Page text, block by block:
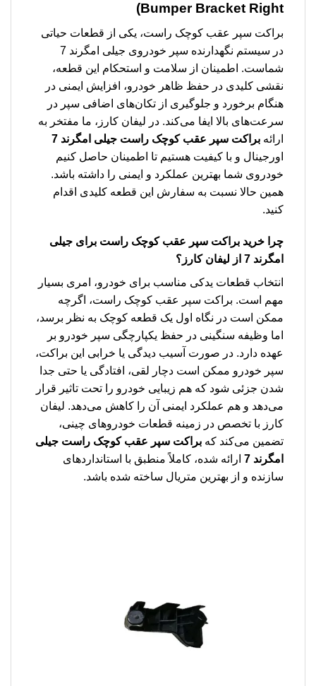
Bumper Bracket Right)
براکت سپر عقب کوچک راست، یکی از قطعات حیاتی
در سیستم نگهدارنده سپر خودروی جیلی امگرند 7
شماست. اطمینان از سلامت و استحکام این قطعه،
نقشی کلیدی در حفظ ظاهر خودرو، افزایش ایمنی در
هنگام برخورد و جلوگیری از تکان‌های اضافی سپر در
سرعت‌های بالا ایفا می‌کند. در لیفان کارز، ما مفتخر به
ارائه براکت سپر عقب کوچک راست جیلی امگرند 7
اورجینال و با کیفیت هستیم تا اطمینان حاصل کنیم
خودروی شما بهترین عملکرد و ایمنی را داشته باشد.
همین حالا نسبت به سفارش این قطعه کلیدی اقدام
کنید.
چرا خرید براکت سپر عقب کوچک راست برای جیلی
امگرند 7
از لیفان کارز؟
انتخاب قطعات یدکی مناسب برای خودرو، امری بسیار
مهم است. براکت سپر عقب کوچک راست، اگرچه
ممکن است در نگاه اول یک قطعه کوچک به نظر برسد،
اما وظیفه سنگینی در حفظ یکپارچگی سپر خودرو بر
عهده دارد. در صورت آسیب دیدگی یا خرابی این براکت،
سپر خودرو ممکن است دچار لقی، افتادگی یا حتی جدا
شدن جزئی شود که هم زیبایی خودرو را تحت تاثیر قرار
می‌دهد و هم عملکرد ایمنی آن را کاهش می‌دهد. لیفان
کارز با تخصص در زمینه قطعات خودروهای چینی،
تضمین می‌کند که براکت سپر عقب کوچک راست جیلی
امگرند 7
ارائه شده، کاملاً منطبق با استانداردهای
سازنده و از بهترین متریال ساخته شده باشد.